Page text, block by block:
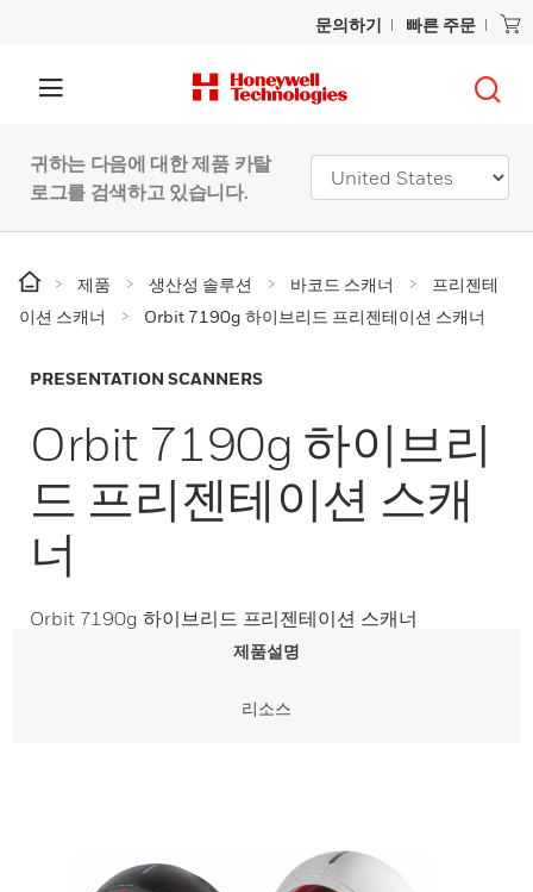
문의하기 빠른 주문
귀하는 다음에 대한 제품 카탈
로그를 검색하고 있습니다.
제품 생산성 솔루션 바코드 스캐너
프리젠테
이션 스캐너
Orbit 7190g 하이브리드 프리젠테이션 스캐너
PRESENTATION SCANNERS
Orbit 7190g 하이브리
드 프리젠테이션 스캐
너
Orbit 7190g 하이브리드 프리젠테이션 스캐너
제품설명
리소스